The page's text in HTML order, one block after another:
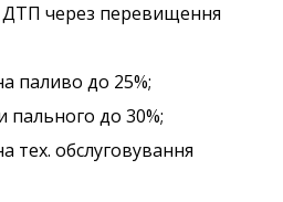
ДТП через перевищення
паливо до 25%;
пального до 30%;
тех. обслуговування